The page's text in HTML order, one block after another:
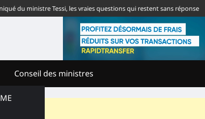
Tessi, les vraies questions qui restent sans réponse
Conseil des ministres